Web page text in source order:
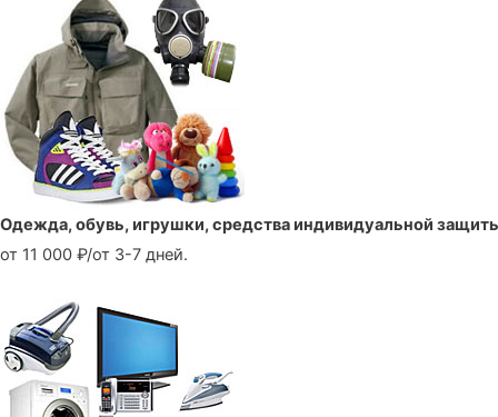
Одежда, обувь, игрушки, средства индивидуальной
от 11 000 ₽/от 3-7 дней.